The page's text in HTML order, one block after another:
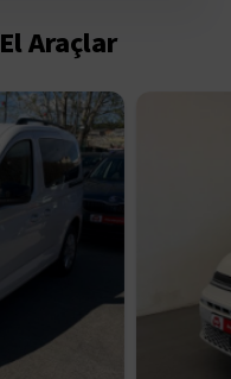
Araçlar